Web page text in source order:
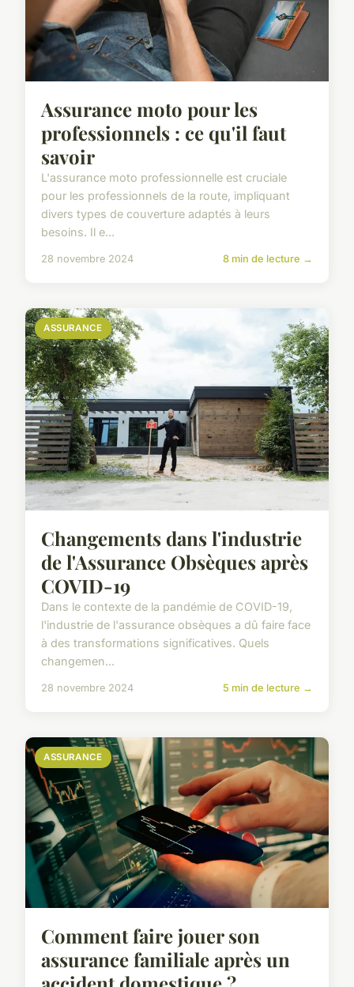
Assurance moto pour les
professionnels : ce qu'il faut
savoir
L'assurance moto professionnelle est cruciale
pour les professionnels de la route, impliquant
divers types de couverture adaptés à leurs
besoins. Il e...
28 novembre 2024 8 min de lecture →
ASSURANCE
Changements dans l'industrie
de l'Assurance Obsèques après
COVID-19
Dans le contexte de la pandémie de COVID-19,
l'industrie de l'assurance obsèques a dû faire face
à des transformations significatives. Quels
changemen...
28 novembre 2024 5 min de lecture →
ASSURANCE
Comment faire jouer son
assurance familiale après un